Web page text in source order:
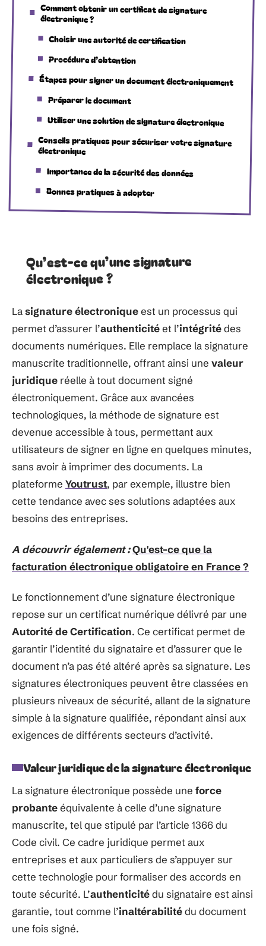
Comment obtenir un certificat de signature
électronique ?
Choisir une autorité de certification
Procédure d’obtention
Étapes pour signer un document électroniquement
Préparer le document
Utiliser une solution de signature électronique
Conseils pratiques pour sécuriser votre signature
électronique
Importance de la sécurité des données
Bonnes pratiques à adopter
Qu’est-ce qu’une signature
électronique ?
Lasignature électroniqueest un processus qui
permet d’assurer l’authenticitéet l’intégritédes
documents numériques. Elle remplace la signature
manuscrite traditionnelle, offrant ainsi une valeur
juridique réelle à tout document signé
électroniquement. Grâce aux avancées
technologiques, la méthode de signature est
devenue accessible à tous, permettant aux
utilisateurs de signer en ligne en quelques minutes,
sans avoir à imprimer des documents. La
plateforme Youtrust, par exemple, illustre bien
cette tendance avec ses solutions adaptées aux
besoins des entreprises.
A découvrir également :Qu'est-ce que la
facturation électronique obligatoire en France ?
Le fonctionnement d’une signature électronique
repose sur un certificat numérique délivré par une
Autorité de Certification. Ce certificat permet de
garantir l’identité du signataire et d’assurer que le
document n’a pas été altéré après sa signature. Les
signatures électroniques peuvent être classées en
plusieurs niveaux de sécurité, allant de la signature
simple à la signature qualifiée, répondant ainsi aux
exigences de différents secteurs d’activité.
Valeur juridique de la signature électronique
La signature électronique possède une force
probanteéquivalente à celle d’une signature
manuscrite, tel que stipulé par l’article 1366 du
Code civil. Ce cadre juridique permet aux
entreprises et aux particuliers de s’appuyer sur
cette technologie pour formaliser des accords en
toute sécurité. L’authenticitédu signataire est ainsi
garantie, tout comme l’inaltérabilitédu document
une fois signé.